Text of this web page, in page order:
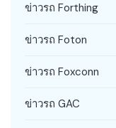
ข่าวรถ Forthing
ข่าวรถ Foton
ข่าวรถ Foxconn
ข่าวรถ GAC